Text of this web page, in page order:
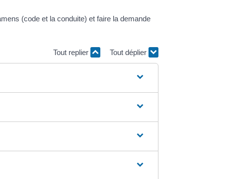
(code et la conduite) et faire la demande
Tout replier Tout déplier